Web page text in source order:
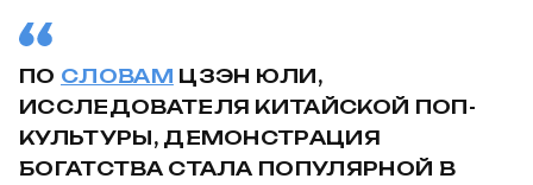
ПО СЛОВАМ ЦЗЭН ЮЛИ,
ИССЛЕДОВАТЕЛЯ КИТАЙСКОЙ ПОП-
КУЛЬТУРЫ, ДЕМОНСТРАЦИЯ
БОГАТСТВА СТАЛА ПОПУЛЯРНОЙ В